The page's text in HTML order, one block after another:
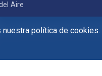
política de cookies.
Aire
Internacional de